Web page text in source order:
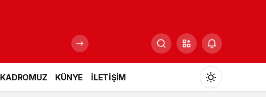
KADROMUZ KÜNYE İLETİŞİM
Mod
değiştir